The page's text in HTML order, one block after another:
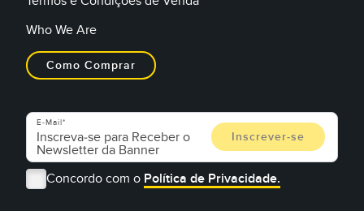
Who We Are
Como Comprar
E-Mail
Concordo com o Política de Privacidade.